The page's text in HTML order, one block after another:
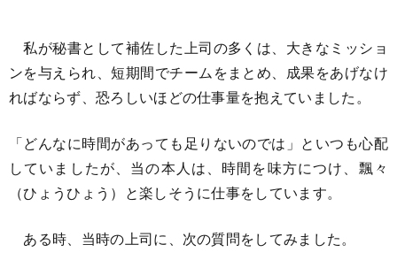
私が秘書として補佐した上司の多くは、大きなミッショ
ンを与えられ、短期間でチームをまとめ、成果をあげなけ
ればならず、恐ろしいほどの仕事量を抱えていました。
「どんなに時間があっても足りないのでは」といつも心配
していましたが、当の本人は、時間を味方につけ、飄々
（ひょうひょう）と楽しそうに仕事をしています。
ある時、当時の上司に、次の質問をしてみました。